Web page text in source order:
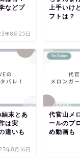
などプ
年8月25日
上手いけ
フトは？
末とあ
は実
違いも
年8月16日
YouTuber
代官山メ
ールのプ
め動画も